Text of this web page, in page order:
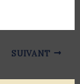
SUIVANT